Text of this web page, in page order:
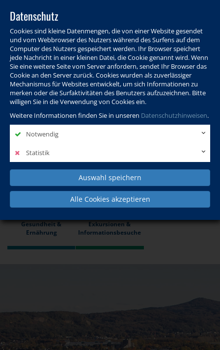
Datenschutz
Cookies sind kleine Datenmengen, die von einer Website gesendet
und vom Webbrowser des Nutzers während des Surfens auf dem
Computer des Nutzers gespeichert werden. Ihr Browser speichert
jede Nachricht in einer kleinen Datei, die Cookie genannt wird. Wenn
Sie eine weitere Seite vom Server anfordern, sendet Ihr Browser das
Cookie an den Server zurück. Cookies wurden als zuverlässiger
Mechanismus für Websites entwickelt, um sich Informationen zu
merken oder die Surfaktivitäten des Benutzers aufzuzeichnen. Bitte
willigen Sie in die Verwendung von Cookies ein.
Weitere Informationen finden Sie in unseren Datenschutzhinweisen.
Notwendig
Statistik
Auswahl speichern
Alle Cookies akzeptieren
Programm Info & Service Aktuelles Warenkorb Login
Ansprechpersonen Kontakt Sitemap
Politik, Wissenschaft &
Internationales
Beruf, IT & Digitales
Gesundheit &
Ernährung
Exkursionen &
Informationsbesuche